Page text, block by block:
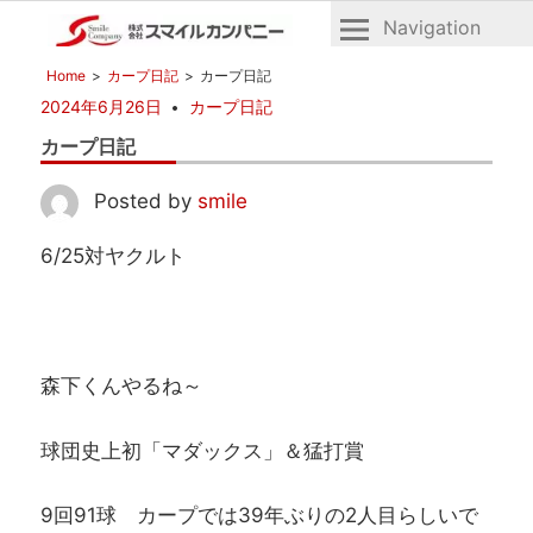
株
式
会
社
ス
マ
イ
パ
ー
島
の
動
産
Navigation
Home カープ日記 カープ日記
2024年6月26日 カープ日記
カープ日記
Posted by smile
6/25対ヤクルト
森下くんやるね～
球団史上初「マダックス」＆猛打賞
9回91球 カープでは39年ぶりの2人目らしいで